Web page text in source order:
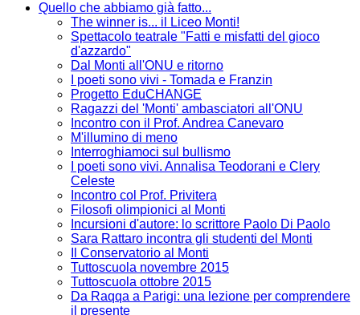
Quello che abbiamo già fatto...
The winner is... il Liceo Monti!
Spettacolo teatrale "Fatti e misfatti del gioco
d'azzardo"
Dal Monti all'ONU e ritorno
I poeti sono vivi - Tomada e Franzin
Progetto EduCHANGE
Ragazzi del 'Monti' ambasciatori all'ONU
Incontro con il Prof. Andrea Canevaro
M'illumino di meno
Interroghiamoci sul bullismo
I poeti sono vivi. Annalisa Teodorani e Clery
Celeste
Incontro col Prof. Privitera
Filosofi olimpionici al Monti
Incursioni d'autore: lo scrittore Paolo Di Paolo
Sara Rattaro incontra gli studenti del Monti
Il Conservatorio al Monti
Tuttoscuola novembre 2015
Tuttoscuola ottobre 2015
Da Raqqa a Parigi: una lezione per comprendere
il presente